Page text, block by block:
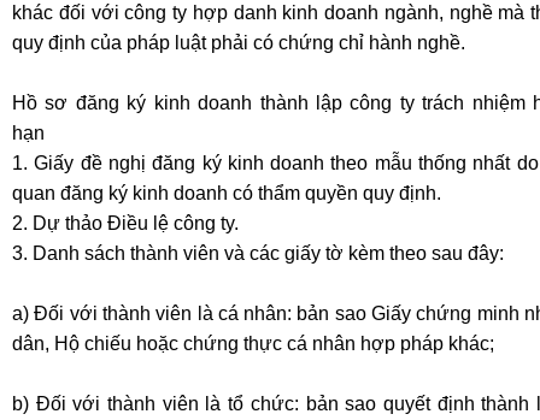
khác đối với công ty hợp danh kinh doanh ngành, nghề mà
quy định của pháp luật phải có chứng chỉ hành nghề.
Hồ sơ đăng ký kinh doanh thành lập công ty trách nhiệm
hạn
1. Giấy đề nghị đăng ký kinh doanh theo mẫu thống nhất
quan đăng ký kinh doanh có thẩm quyền quy định.
2. Dự thảo Điều lệ công ty.
3. Danh sách thành viên và các giấy tờ kèm theo sau đây:
a) Đối với thành viên là cá nhân: bản sao Giấy chứng minh
dân, Hộ chiếu hoặc chứng thực cá nhân hợp pháp khác;
b) Đối với thành viên là tổ chức: bản sao quyết định thành